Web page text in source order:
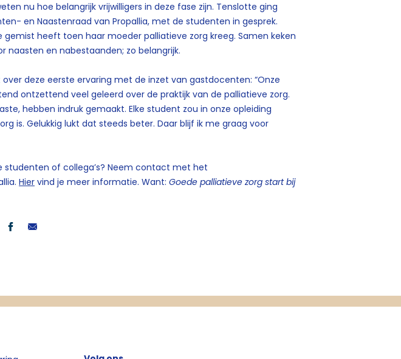
nu hoe belangrijk vrijwilligers in deze fase zijn. Tenslotte ging
en Naastenraad van Propallia, met de studenten in gesprek.
gemist heeft toen haar moeder palliatieve zorg kreeg. Samen keken
naasten en nabestaanden; zo belangrijk.
over deze eerste ervaring met de inzet van gastdocenten: “Onze
ontzettend veel geleerd over de praktijk van de palliatieve zorg.
hebben indruk gemaakt. Elke student zou in onze opleiding
is. Gelukkig lukt dat steeds beter. Daar blijf ik me graag voor
studenten of collega’s? Neem contact met het
Hier vind je meer informatie. Want: Goede palliatieve zorg start bij